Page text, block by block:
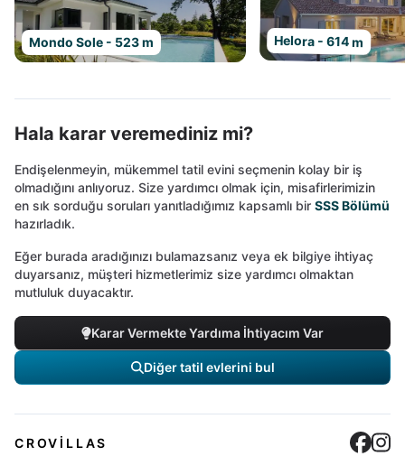
Mondo Sole - 523 m Helora - 614 m
Hala karar veremediniz mi?
Endişelenmeyin, mükemmel tatil evini seçmenin kolay bir iş
olmadığını anlıyoruz. Size yardımcı olmak için, misafirlerimizin
en sık sorduğu soruları yanıtladığımız kapsamlı bir SSS Bölümü
hazırladık.
Eğer burada aradığınızı bulamazsanız veya ek bilgiye ihtiyaç
duyarsanız, müşteri hizmetlerimiz size yardımcı olmaktan
mutluluk duyacaktır.
Karar Vermekte Yardıma İhtiyacım Var
Diğer tatil evlerini bul
CROVILLAS